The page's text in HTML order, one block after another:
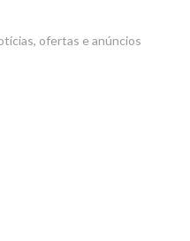
ofertas e anúncios